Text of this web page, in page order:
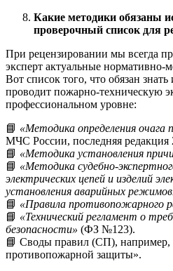
Какие методики обязаны
проверочный список для
При рецензировании мы всегда
эксперт актуальные нормативно-
Вот список того, что обязан
проводит пожарно-техническую
профессиональном уровне:
📘 «Методика определения очага
МЧС России, последняя редакция
📘 «Методика установления
📘 «Методика судебно-
электрических цепей и изделий
установления аварийных
📘 «Правила противопожарного
📘 «Технический регламент о
безопасности» (ФЗ №123).
📘 Своды правил (СП),
противопожарной защиты».